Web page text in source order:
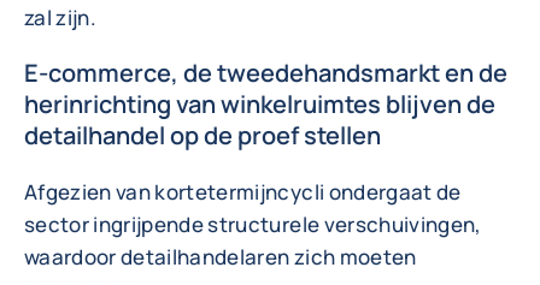
zal zijn.
E-commerce, de tweedehandsmarkt en de
herinrichting van winkelruimtes blijven de
detailhandel op de proef stellen
Afgezien van kortetermijncycli ondergaat de
sector ingrijpende structurele verschuivingen,
waardoor detailhandelaren zich moeten